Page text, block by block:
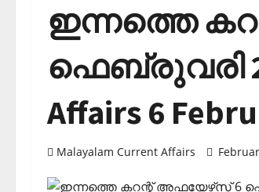
ഇന്നത്തെ
ഫെബ്രുവരി
Affairs 6
Malayalam Current Affairs